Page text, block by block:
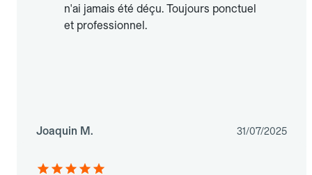
n'ai jamais été déçu. Toujours ponctuel
et professionnel.
Joaquin M. 31/07/2025